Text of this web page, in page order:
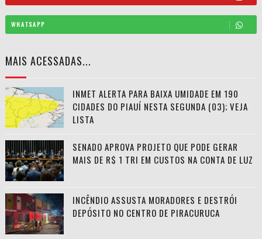
WHATSAPP
MAIS ACESSADAS...
INMET ALERTA PARA BAIXA UMIDADE EM 190
CIDADES DO PIAUÍ NESTA SEGUNDA (03); VEJA
LISTA
SENADO APROVA PROJETO QUE PODE GERAR
MAIS DE R$ 1 TRI EM CUSTOS NA CONTA DE LUZ
INCÊNDIO ASSUSTA MORADORES E DESTRÓI
DEPÓSITO NO CENTRO DE PIRACURUCA